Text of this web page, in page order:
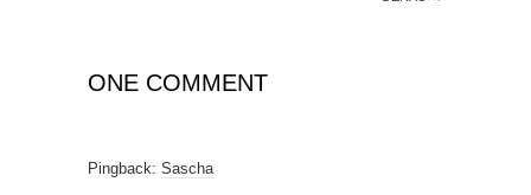
ONE COMMENT
Pingback: Sascha